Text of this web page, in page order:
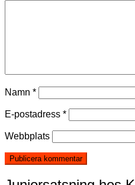
Namn *
E-postadress *
Webbplats